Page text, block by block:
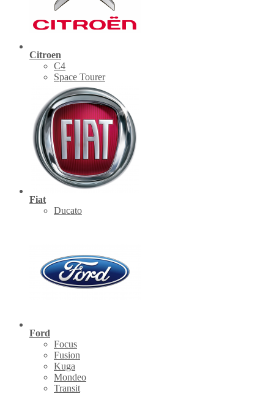
Citroen
C4
Space Tourer
Fiat
Ducato
Ford
Focus
Fusion
Kuga
Mondeo
Transit